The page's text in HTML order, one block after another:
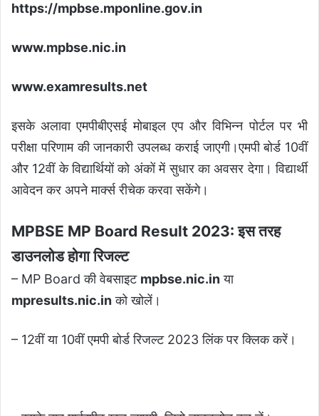
https://mpbse.mponline.gov.in
www.mpbse.nic.in
www.examresults.net
इसके अलावा एमपीबीएसई मोबाइल एप और विभिन्न पोर्टल पर भी
परीक्षा परिणाम की जानकारी उपलब्ध कराई जाएगी।एमपी बोर्ड 10वीं
और 12वीं के विद्यार्थियों को अंकों में सुधार का अवसर देगा। विद्यार्थी
आवेदन कर अपने मार्क्स रीचेक करवा सकेंगे।
MPBSE MP Board Result 2023: इस तरह
डाउनलोड होगा रिजल्ट
– MP Board की वेबसाइट mpbse.nic.inया
mpresults.nic.inको खोलें।
– 12वीं या 10वीं एमपी बोर्ड रिजल्ट 2023 लिंक पर क्लिक करें।